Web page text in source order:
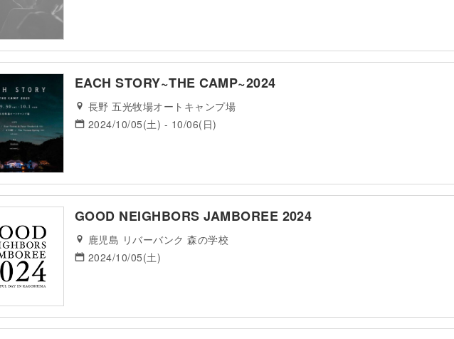
EACH STORY~THE CAMP~2024
長野 五光牧場オートキャンプ場
2024/10/05(土) - 10/06(日)
GOOD NEIGHBORS JAMBOREE 2024
鹿児島 リバーバンク 森の学校
2024/10/05(土)